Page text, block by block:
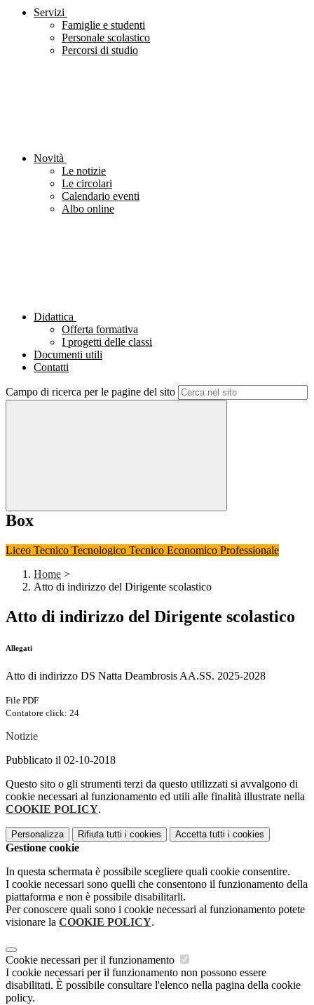
Servizi
Famiglie e studenti
Personale scolastico
Percorsi di studio
Novità
Le notizie
Le circolari
Calendario eventi
Albo online
Didattica
Offerta formativa
I progetti delle classi
Documenti utili
Contatti
Campo di ricerca per le pagine del sito
Box
Liceo Tecnico Tecnologico Tecnico Economico Professionale
Home >
Atto di indirizzo del Dirigente scolastico
Atto di indirizzo del Dirigente scolastico
Allegati
Atto di indirizzo DS Natta Deambrosis AA.SS. 2025-2028
File PDF
Contatore click: 24
Notizie
Pubblicato il 02-10-2018
Questo sito o gli strumenti terzi da questo utilizzati si avvalgono di
cookie necessari al funzionamento ed utili alle finalità illustrate nella
COOKIE POLICY.
Personalizza Rifiuta tutti i cookies Accetta tutti i cookies
Gestione cookie
In questa schermata è possibile scegliere quali cookie consentire.
I cookie necessari sono quelli che consentono il funzionamento della
piattaforma e non è possibile disabilitarli.
Per conoscere quali sono i cookie necessari al funzionamento potete
visionare la COOKIE POLICY.
Cookie necessari per il funzionamento
I cookie necessari per il funzionamento non possono essere
disabilitati. È possibile consultare l'elenco nella pagina della cookie
policy.